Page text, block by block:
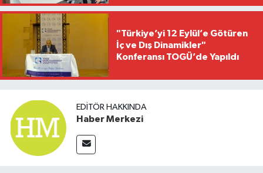
"Türkiye’yi 12 Eylül’e Götüren
İç ve Dış Dinamikler"
Konferansı TOGÜ’de Yapıldı
EDITÖR HAKKINDA
Haber Merkezi